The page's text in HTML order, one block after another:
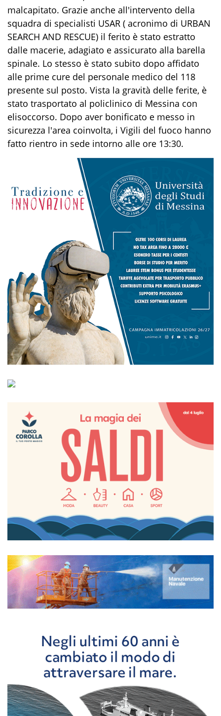
malcapitato. Grazie anche all'intervento della
squadra di specialisti USAR ( acronimo di URBAN
SEARCH AND RESCUE) il ferito è stato estratto
dalle macerie, adagiato e assicurato alla barella
spinale. Lo stesso è stato subito dopo affidato
alle prime cure del personale medico del 118
presente sul posto. Vista la gravità delle ferite, è
stato trasportato al policlinico di Messina con
elisoccorso. Dopo aver bonificato e messo in
sicurezza l'area coinvolta, i Vigili del fuoco hanno
fatto rientro in sede intorno alle ore 13:30.